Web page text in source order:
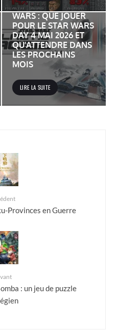
JEUX VIDÉO STAR
WARS : QUE JOUER
POUR LE STAR WARS
DAY 4 MAI 2026 ET
QU’ATTENDRE DANS
LES PROCHAINS
MOIS
LIRE LA SUITE
Provinces en Guerre
: un jeu de puzzle